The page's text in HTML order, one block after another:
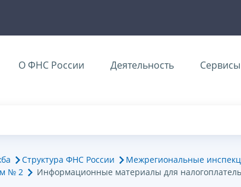
О ФНС России Деятельность Сервисы
Структура ФНС России
Межрегиональные
№ 2
Информационные материалы для